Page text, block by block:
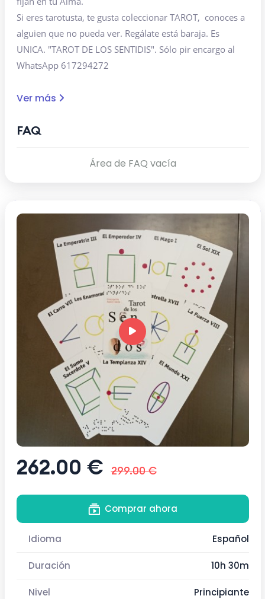
Si eres tarotusta, te gusta coleccionar TAROT, conoces a
alguien que no pueda ver. Regálate está baraja. Es
UNICA. "TAROT DE LOS SENTIDIS". Sólo pir encargo al
WhatsApp 617294272
Ver más
FAQ
Área de FAQ vacía
262.00 € 299.00 €
Comprar ahora
Idioma Español
Duración 10h 30m
Nivel Principiante